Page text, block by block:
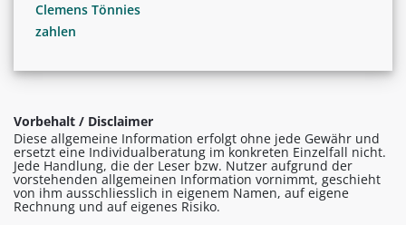
Clemens Tönnies
zahlen
Vorbehalt / Disclaimer
Diese allgemeine Information erfolgt ohne jede Gewähr und
ersetzt eine Individualberatung im konkreten Einzelfall nicht.
Jede Handlung, die der Leser bzw. Nutzer aufgrund der
vorstehenden allgemeinen Information vornimmt, geschieht
von ihm ausschliesslich in eigenem Namen, auf eigene
Rechnung und auf eigenes Risiko.